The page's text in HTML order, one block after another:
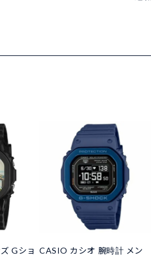
Gショ CASIO カシオ 腕時計 メン